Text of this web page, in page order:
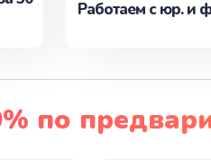
Работаем с юр. и
по